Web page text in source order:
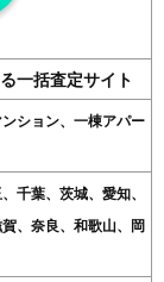
一括査定サイト
ション、一棟アパー
千葉、茨城、愛知、
、奈良、和歌山、岡